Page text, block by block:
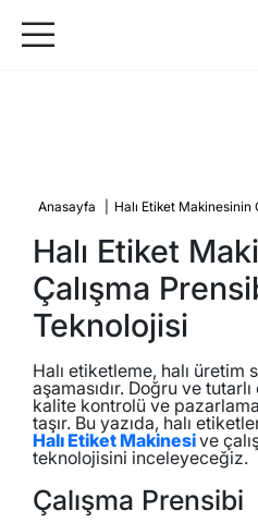
Anasayfa Halı Etiket Makinesinin
Halı Etiket
Çalışma
Teknolojisi
Halı etiketleme, halı üretim
aşamasıdır. Doğru ve
kalite kontrolü ve
taşır. Bu yazıda, halı
Halı Etiket Makinesive
teknolojisini inceleyeceğiz.
Çalışma Prensibi